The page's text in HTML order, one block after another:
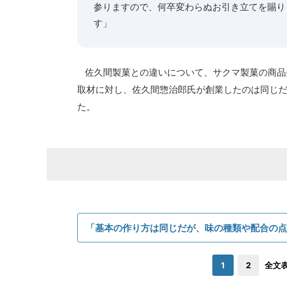
参りますので、何卒変わらぬお引き立てを賜
す」
佐久間製菓との違いについて、サクマ製菓の商
取材に対し、佐久間惣治郎氏が創業したのは同じ
た。
「基本の作り方は同じだが、味の種類や配合の
1 2 全文